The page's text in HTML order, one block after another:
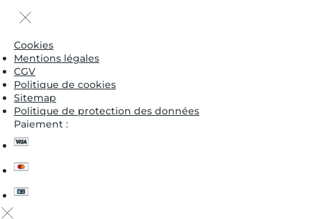
Cookies
Mentions légales
CGV
Politique de cookies
Sitemap
Politique de protection des données
Paiement :
visa
master
cb